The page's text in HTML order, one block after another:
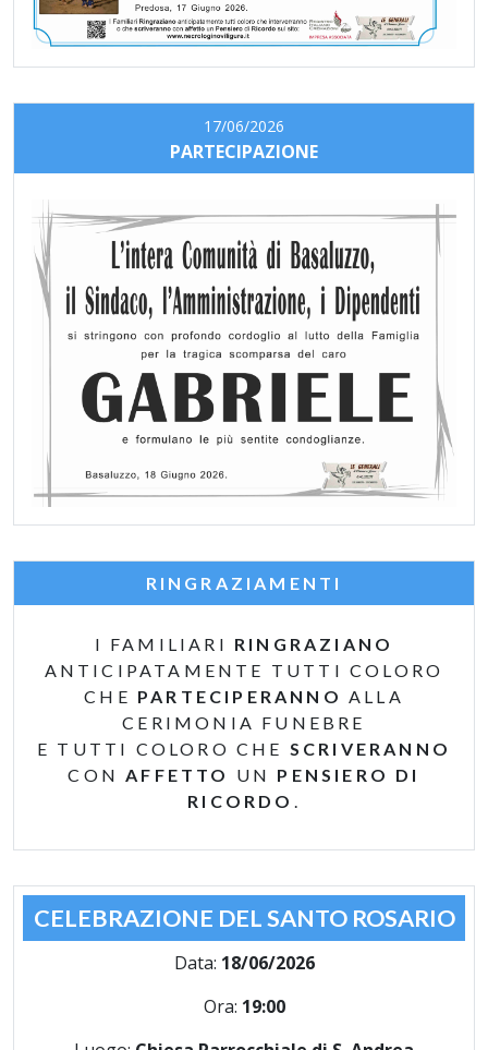
17/06/2026
PARTECIPAZIONE
RINGRAZIAMENTI
I FAMILIARI RINGRAZIANO
ANTICIPATAMENTE TUTTI COLORO
CHE PARTECIPERANNO ALLA
CERIMONIA FUNEBRE
E TUTTI COLORO CHE SCRIVERANNO
CONAFFETTO UN PENSIERO DI
RICORDO .
CELEBRAZIONE DEL SANTO ROSARIO
Data: 18/06/2026
Ora: 19:00